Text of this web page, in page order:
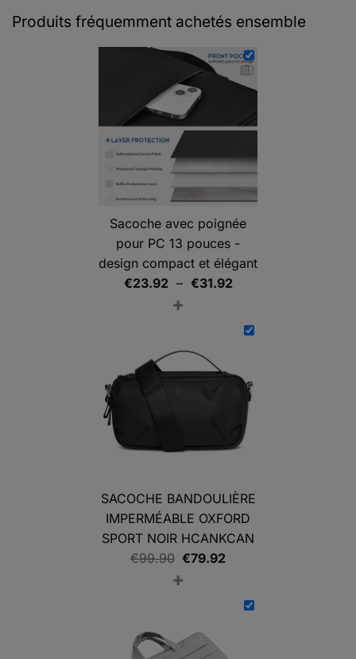
Produits fréquemment achetés ensemble
Sacoche avec poignée
pour PC 13 pouces -
design compact et élégant
€23.92 – €31.92Plage
prix :
€31.92
+
SACOCHE BANDOULIÈRE
IMPERMÉABLE OXFORD
SPORT NOIR HCANKCAN
€99.90 Le
prix
€99.90.
€79.92
actuel
+